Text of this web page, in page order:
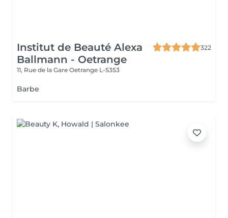
Institut de Beauté Alexa
Ballmann - Oetrange
322
11, Rue de la Gare Oetrange L-5353
Barbe